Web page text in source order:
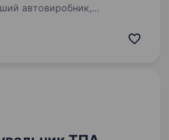
автовиробник,
Наша технологічність